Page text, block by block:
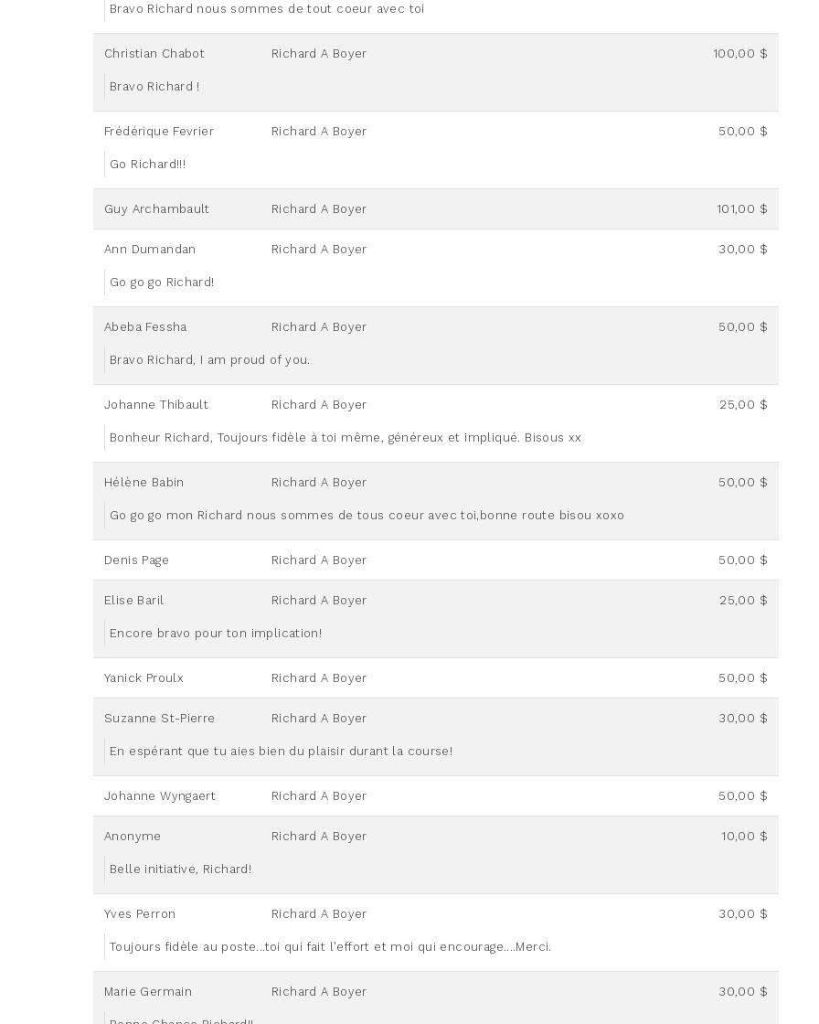
Bravo Richard nous sommes de tout coeur avec toi
Christian Chabot Richard A Boyer 100,00 $
Bravo Richard !
Frédérique Fevrier Richard A Boyer 50,00 $
Go Richard!!!
Guy Archambault Richard A Boyer 101,00 $
Ann Dumandan Richard A Boyer 30,00 $
Go go go Richard!
Abeba Fessha Richard A Boyer 50,00 $
Bravo Richard, I am proud of you.
Johanne Thibault Richard A Boyer 25,00 $
Bonheur Richard, Toujours fidèle à toi même, généreux et impliqué. Bisous xx
Hélène Babin Richard A Boyer 50,00 $
Go go go mon Richard nous sommes de tous coeur avec toi,bonne route bisou xoxo
Denis Page Richard A Boyer 50,00 $
Elise Baril Richard A Boyer 25,00 $
Encore bravo pour ton implication!
Yanick Proulx Richard A Boyer 50,00 $
Suzanne St-Pierre Richard A Boyer 30,00 $
En espérant que tu aies bien du plaisir durant la course!
Johanne Wyngaert Richard A Boyer 50,00 $
Anonyme Richard A Boyer 10,00 $
Belle initiative, Richard!
Yves Perron Richard A Boyer 30,00 $
Toujours fidèle au poste...toi qui fait l'effort et moi qui encourage....Merci.
Marie Germain Richard A Boyer 30,00 $